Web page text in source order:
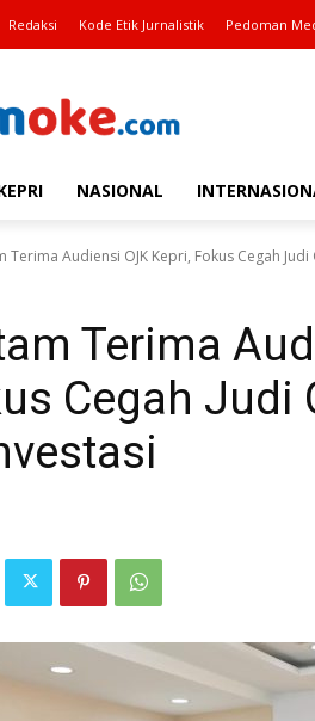
Redaksi Kode Etik Jurnalistik Pedoman
NASIONAL
Terima Audiensi OJK Kepri, Fokus Cegah
Terima
Cegah Judi